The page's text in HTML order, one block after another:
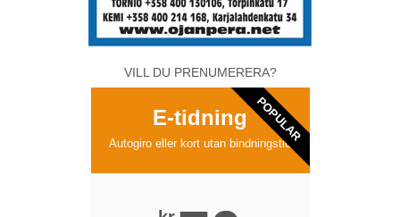
VILL DU PRENUMERERA?
E-tidning
Autogiro eller kort utan bindningstid
POPULAR